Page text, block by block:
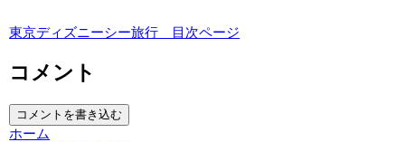
東京ディズニーシー旅行 目次ページ
コメント
コメントを書き込む
ホーム